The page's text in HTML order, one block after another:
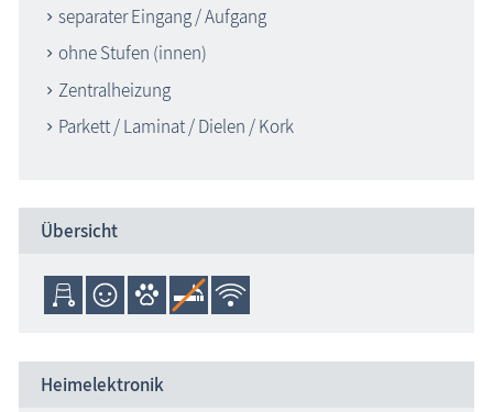
separater Eingang / Aufgang
ohne Stufen (innen)
Zentralheizung
Parkett / Laminat / Dielen / Kork
Übersicht
Heimelektronik